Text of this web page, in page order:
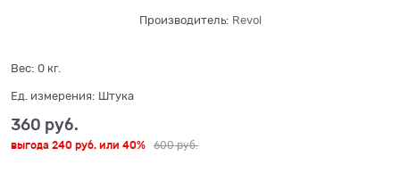
Производитель: Revol
Вес: 0 кг.
Ед. измерения: Штука
600 руб.
360 руб.
выгода 240 руб. или 40%